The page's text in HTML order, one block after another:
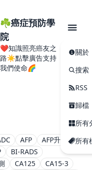
☘️癌症預防學
院
❤️知識照亮癌友之
路☀️點擊廣告支持
我們使命🌈
關於
搜索
RSS
歸檔
所有
所有
AFP
AFP升高
BI-RADS
CA125
CA15-3